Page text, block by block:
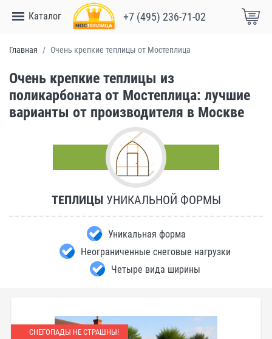
Каталог +7 (495) 236-71-02
Главная Очень крепкие теплицы от Мостеплица
Очень крепкие теплицы из
поликарбоната от Мостеплица: лучшие
варианты от производителя в Москве
ТЕПЛИЦЫ УНИКАЛЬНОЙ ФОРМЫ
Уникальная форма
Неограниченные снеговые нагрузки
Четыре вида ширины
СНЕГОПАДЫ НЕ СТРАШНЫ!